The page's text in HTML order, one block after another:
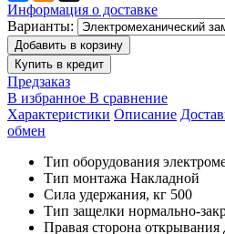
Информация о доставке
Варианты:
Добавить в корзину
Купить в кредит
Предзаказ
В избранное В сравнение
Характеристики Описание
обмен
Тип оборудования
Тип монтажа Накладной
Сила удержания, кг 500
Тип защелки нормально-
Правая сторона открывания